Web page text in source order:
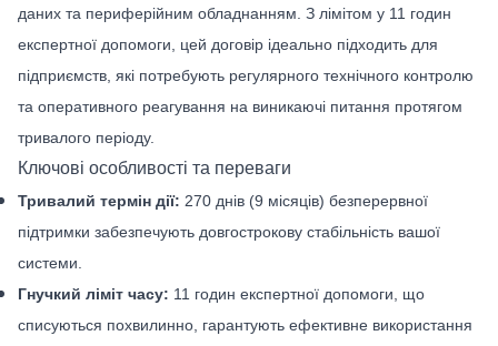
даних та периферійним обладнанням. З лімітом у 11 годин
експертної допомоги, цей договір ідеально підходить для
підприємств, які потребують регулярного технічного контролю
та оперативного реагування на виникаючі питання протягом
тривалого періоду.
Ключові особливості та переваги
Тривалий термін дії: 270 днів (9 місяців) безперервної
підтримки забезпечують довгострокову стабільність вашої
системи.
Гнучкий ліміт часу: 11 годин експертної допомоги, що
списуються похвилинно, гарантують ефективне використання